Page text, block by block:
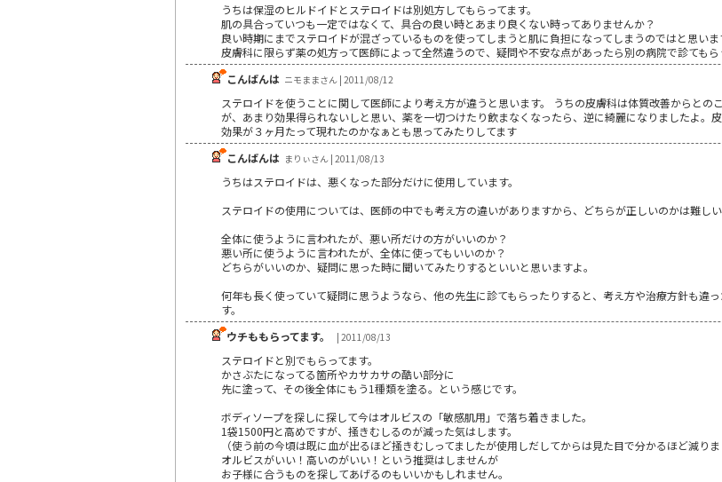
うちは保湿のヒルドイドとステロイドは別処方してもらってます。
肌の具合っていつも一定ではなくて、具合の良い時とあまり良くない時ってありませんか？
良い時期にまでステロイドが混ざっているものを使ってしまうと肌に負担になってしまうのではと思いま
皮膚科に限らず薬の処方って医師によって全然違うので、疑問や不安な点があったら別の病院で診てもら
こんばんは ニモままさん | 2011/08/12
ステロイドを使うことに関して医師により考え方が違うと思います。 うちの皮膚科は体質改善からと
が、あまり効果得られないしと思い、薬を一切つけたり飲まなくなったら、逆に綺麗になりましたよ。
効果が３ヶ月たって現れたのかなぁとも思ってみたりしてます
こんばんは まりぃさん | 2011/08/13
うちはステロイドは、悪くなった部分だけに使用しています。
ステロイドの使用については、医師の中でも考え方の違いがありますから、どちらが正しいのかは難しい
全体に使うように言われたが、悪い所だけの方がいいのか？
悪い所に使うように言われたが、全体に使ってもいいのか？
どちらがいいのか、疑問に思った時に聞いてみたりするといいと思いますよ。
何年も長く使っていて疑問に思うようなら、他の先生に診てもらったりすると、考え方や治療方針も違
す。
ウチももらってます。
| 2011/08/13
ステロイドと別でもらってます。
かさぶたになってる箇所やカサカサの酷い部分に
先に塗って、その後全体にもう1種類を塗る。という感じです。
ボディソープを探しに探して今はオルビスの「敏感肌用」で落ち着きました。
1袋1500円と高めですが、掻きむしるのが減った気はします。
（使う前の今頃は既に血が出るほど掻きむしってましたが使用しだしてからは見た目で分かるほど減りま
オルビスがいい！高いのがいい！という推奨はしませんが
お子様に合うものを探してあげるのもいいかもしれません。